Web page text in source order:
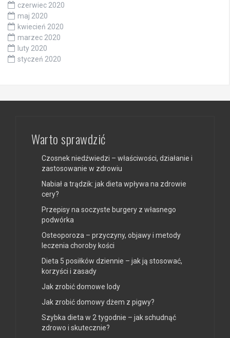
czerwiec 2020
maj 2020
kwiecień 2020
marzec 2020
luty 2020
styczeń 2020
Warto sprawdzić
Czosnek niedźwiedzi – właściwości, działanie i
zastosowanie w zdrowiu
Nabiał a trądzik: jak dieta wpływa na zdrowie
cery?
Przepisy na soczyste burgery z własnego
podwórka
Osteoporoza – przyczyny, objawy i metody
leczenia choroby kości
Dieta 5 posiłków dziennie – jak ją stosować,
korzyści i zasady
Jak zrobić domowe lody
Jak zrobić domowy dżem z pigwy?
Szybka dieta w 2 tygodnie – jak schudnąć
zdrowo i skutecznie?